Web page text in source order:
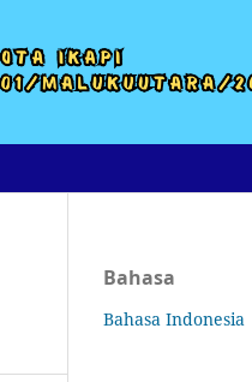
Bahasa
Bahasa Indonesia